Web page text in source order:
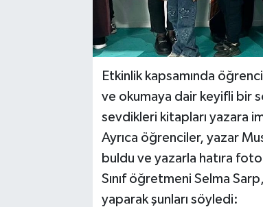
Etkinlik kapsamında
ve okumaya dair keyifli bir
sevdikleri kitapları yazara
Ayrıca öğrenciler, yazar
buldu ve yazarla hatıra
Sınıf öğretmeni Selma
yaparak şunları söyledi: